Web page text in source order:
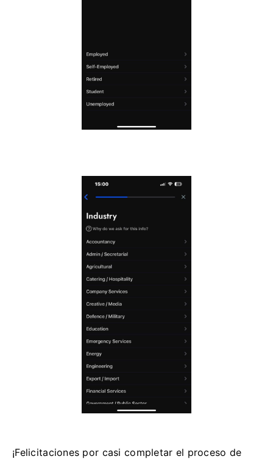
¡Felicitaciones por casi completar el proceso de